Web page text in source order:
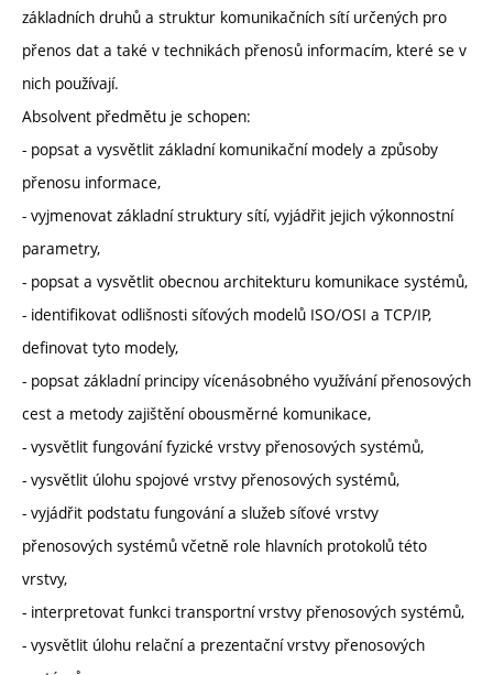
základních druhů a struktur komunikačních sítí určených pro
přenos dat a také v technikách přenosů informacím, které se v
nich používají.
Absolvent předmětu je schopen:
- popsat a vysvětlit základní komunikační modely a způsoby
přenosu informace,
- vyjmenovat základní struktury sítí, vyjádřit jejich výkonnostní
parametry,
- popsat a vysvětlit obecnou architekturu komunikace systémů,
- identifikovat odlišnosti síťových modelů ISO/OSI a TCP/IP,
definovat tyto modely,
- popsat základní principy vícenásobného využívání přenosových
cest a metody zajištění obousměrné komunikace,
- vysvětlit fungování fyzické vrstvy přenosových systémů,
- vysvětlit úlohu spojové vrstvy přenosových systémů,
- vyjádřit podstatu fungování a služeb síťové vrstvy
přenosových systémů včetně role hlavních protokolů této
vrstvy,
- interpretovat funkci transportní vrstvy přenosových systémů,
- vysvětlit úlohu relační a prezentační vrstvy přenosových